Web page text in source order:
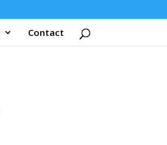
Contact